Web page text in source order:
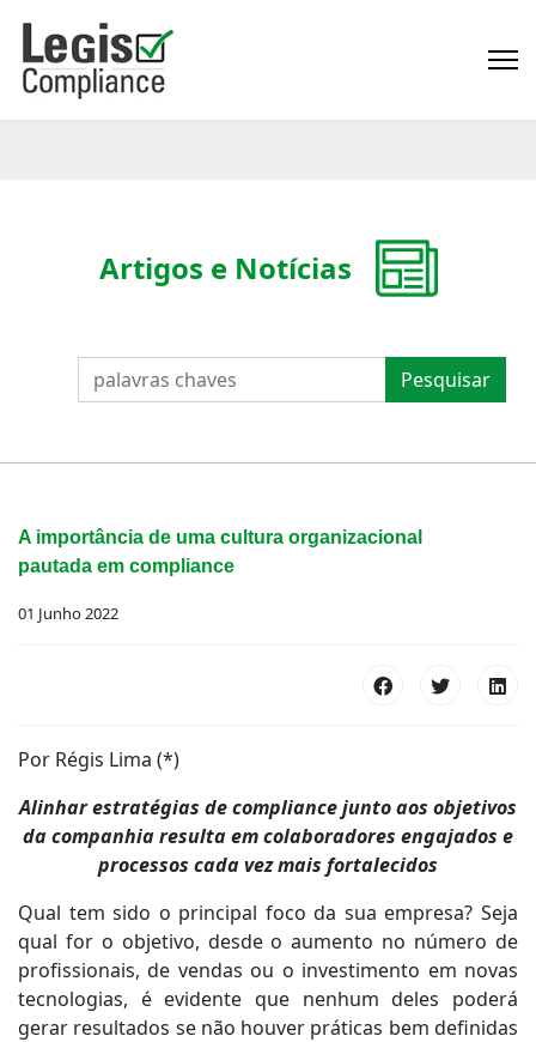
PESQUISAR Pesquisar
Artigos e Notícias
A importância de uma cultura organizacional
pautada em compliance
01 Junho 2022
Por Régis Lima (*)
Alinhar estratégias de compliance junto aos objetivos
da companhia resulta em colaboradores engajados e
processos cada vez mais fortalecidos
Qual tem sido o principal foco da sua empresa? Seja
qual for o objetivo, desde o aumento no número de
profissionais, de vendas ou o investimento em novas
tecnologias, é evidente que nenhum deles poderá
gerar resultados se não houver práticas bem definidas